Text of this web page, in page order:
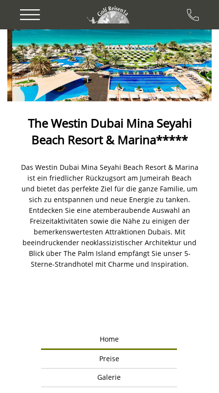
Previous Next
The Westin Dubai Mina Seyahi
Beach Resort & Marina*****
Das Westin Dubai Mina Seyahi Beach Resort & Marina
ist ein friedlicher Rückzugsort am Jumeirah Beach
und bietet das perfekte Ziel für die ganze Familie, um
sich zu entspannen und neue Energie zu tanken.
Entdecken Sie eine atemberaubende Auswahl an
Freizeitaktivitäten sowie die Nähe zu einigen der
bemerkenswertesten Attraktionen Dubais. Mit
beeindruckender neoklassizistischer Architektur und
Blick über The Palm Island empfängt Sie unser 5-
Sterne-Strandhotel mit Charme und Inspiration.
Home
Preise
Galerie